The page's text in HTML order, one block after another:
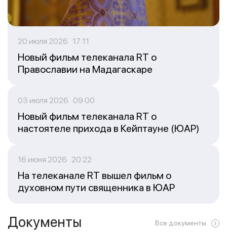
20 июля 2026 17:11
Новый фильм телеканала RT о
Православии на Мадагаскаре
03 июля 2026 09:00
Новый фильм телеканала RT о
настоятеле прихода в Кейптауне (ЮАР)
16 июня 2026 20:22
На телеканале RT вышел фильм о
духовном пути священника в ЮАР
Документы Все документы